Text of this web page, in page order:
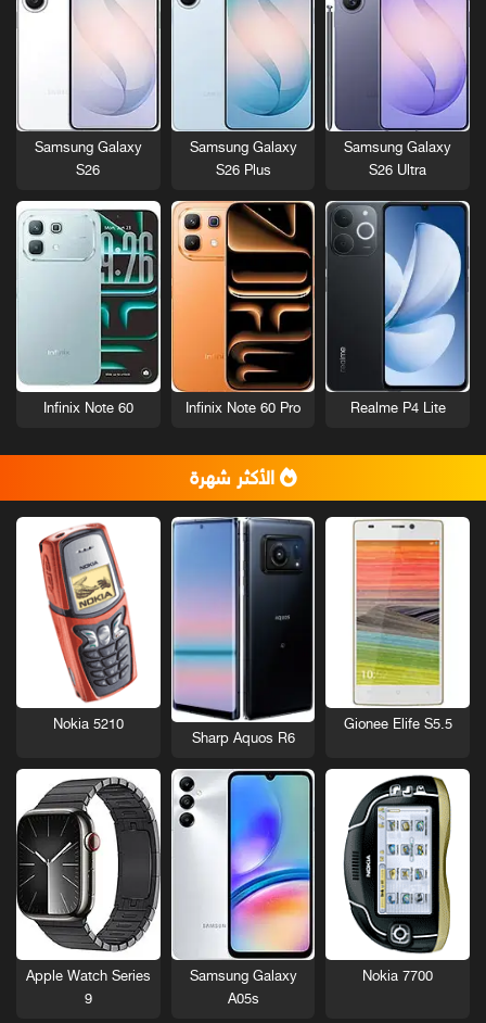
Samsung Galaxy
S26 Ultra
Samsung Galaxy
S26 Plus
Samsung Galaxy
S26
Realme P4 Lite
Infinix Note 60 Pro
Infinix Note 60
الأكثر شهرة
Gionee Elife S5.5
Sharp Aquos R6
Nokia 5210
Nokia 7700
Samsung Galaxy
A05s
Apple Watch Series
9